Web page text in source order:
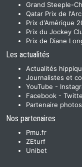
Grand Steeple-
Qatar Prix de
Prix d'Amérique
Prix du Jockey
Prix de Diane
Les actualités
Actualités
Journalistes et
YouTube -
Facebook -
Partenaire
Nos partenaires
Pmu.fr
ZEturf
Unibet